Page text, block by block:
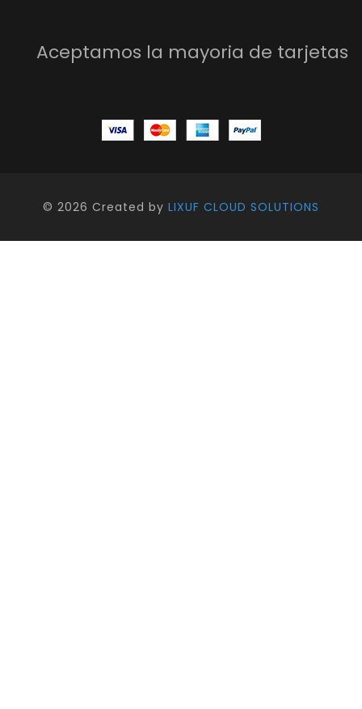
Aceptamos la mayoria de tarjetas
© 2026 Created by LIXUF CLOUD SOLUTIONS